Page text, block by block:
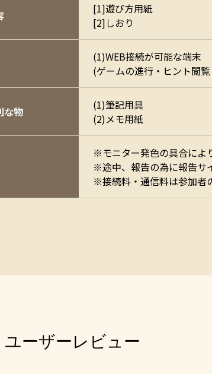
[1]遊び方用紙
[2]しおり
(1)WEB接続が可能な端末
(ゲームの進行・ヒント閲
な物
(1)筆記用具
(2)メモ用紙
※モニター発色の具合によ
※途中、報告の為に報告サ
※接続料・通信料は参加者
ユーザーレビュー